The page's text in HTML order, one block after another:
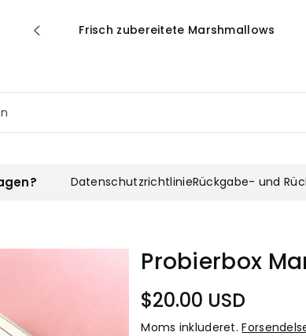
Frisch zubereitete Marshmallows
DatenschutzrichtlinieRückgabe- und
Probierbox
$20.00 USD
Moms inkluderet.